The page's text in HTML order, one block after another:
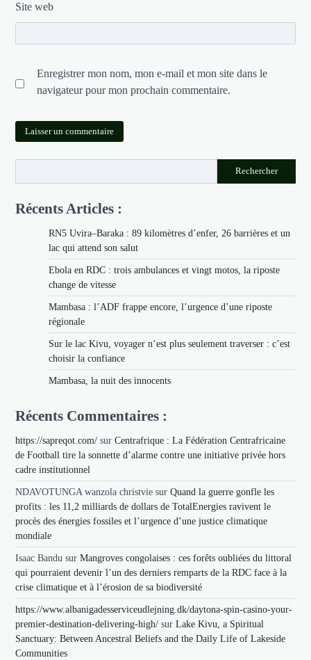
Site web
Enregistrer mon nom, mon e-mail et mon site dans le
navigateur pour mon prochain commentaire.
Rechercher
Récents Articles :
RN5 Uvira–Baraka : 89 kilomètres d’enfer, 26 barrières et un
lac qui attend son salut
Ebola en RDC : trois ambulances et vingt motos, la riposte
change de vitesse
Mambasa : l’ADF frappe encore, l’urgence d’une riposte
régionale
Sur le lac Kivu, voyager n’est plus seulement traverser : c’est
choisir la confiance
Mambasa, la nuit des innocents
Récents Commentaires :
https://sapreqot.com/ surCentrafrique : La Fédération Centrafricaine
de Football tire la sonnette d’alarme contre une initiative privée hors
cadre institutionnel
NDAVOTUNGA wanzola christvie surQuand la guerre gonfle les
profits : les 11,2 milliards de dollars de TotalEnergies ravivent le
procès des énergies fossiles et l’urgence d’une justice climatique
mondiale
Isaac Bandu surMangroves congolaises : ces forêts oubliées du littoral
qui pourraient devenir l’un des derniers remparts de la RDC face à la
crise climatique et à l’érosion de sa biodiversité
https://www.albanigadesserviceudlejning.dk/daytona-spin-casino-your-
premier-destination-delivering-high/ surLake Kivu, a Spiritual
Sanctuary: Between Ancestral Beliefs and the Daily Life of Lakeside
Communities